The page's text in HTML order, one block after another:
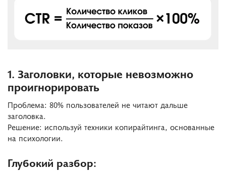
1. Заголовки, которые невозможно
проигнорировать
Проблема: 80% пользователей не читают дальше
заголовка.
Решение: используй техники копирайтинга, основанные
на психологии.
Глубокий разбор: